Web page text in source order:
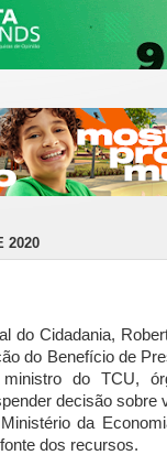
2020
do Cidadania,
do Benefício de
do TCU,
decisão sobre
da
dos recursos.